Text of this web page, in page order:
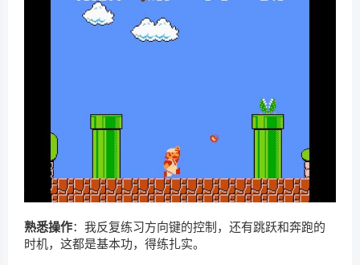
熟悉操作：我反复练习方向键的控制，还有跳跃和奔跑的
时机，这都是基本功，得练扎实。